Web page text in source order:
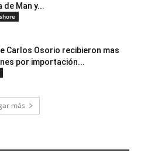
de Man y...
Carlos Osorio recibieron mas
por importación...
más